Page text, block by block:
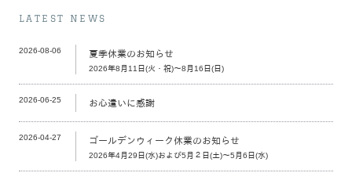
LATEST NEWS
2026-08-06 夏季休業のお知らせ
2026年8月11日(火・祝)～8月16日(日)
2026-06-25 お心遣いに感謝
2026-04-27 ゴールデンウィーク休業のお知らせ
2026年4月29日(水)および5月２日(土)～5月6日(水)